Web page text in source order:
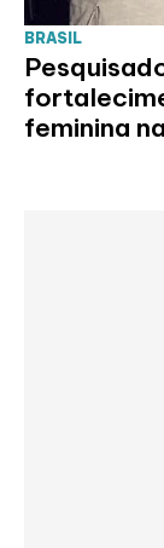
BRASIL
feminina